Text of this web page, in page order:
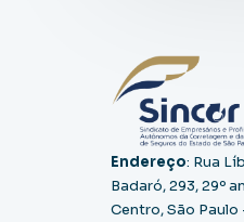
Endereço: Rua
Badaró, 293, 29º
Centro, São Paulo